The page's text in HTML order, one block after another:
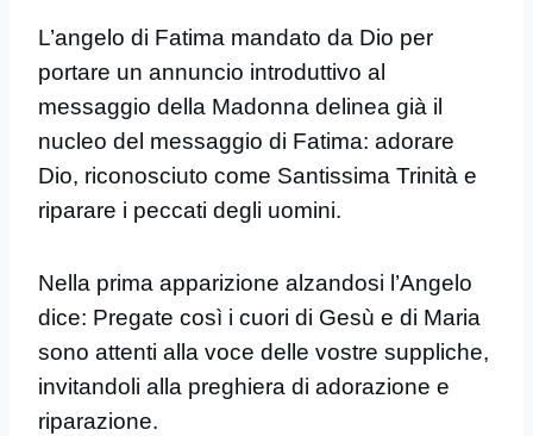
L’angelo di Fatima mandato da Dio per
portare un annuncio introduttivo al
messaggio della Madonna delinea già il
nucleo del messaggio di Fatima: adorare
Dio, riconosciuto come Santissima Trinità e
riparare i peccati degli uomini.
Nella prima apparizione alzandosi l’Angelo
dice: Pregate così i cuori di Gesù e di Maria
sono attenti alla voce delle vostre suppliche,
invitandoli alla preghiera di adorazione e
riparazione.